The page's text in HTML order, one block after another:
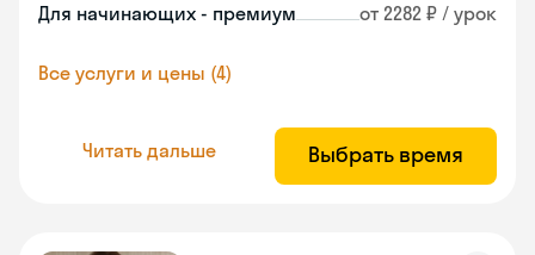
Для начинающих - премиум от 2282 ₽ / урок
Все услуги и цены (4)
Читать дальше Выбрать время